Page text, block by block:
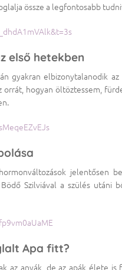
össze a legfontosabb
első hetekben
gyakran elbizonytalanodik az
hogyan öltöztessem,
jelentősen
Szilviával a szülés utáni
Apa fitt?
az anyák, de az apák élete is